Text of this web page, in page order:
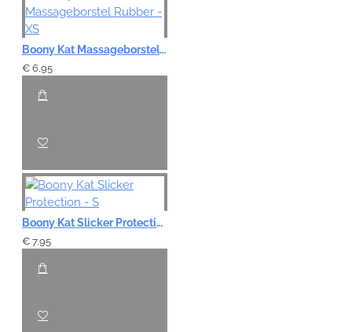
Boony Kat Massageborstel Rubber - XS
€ 6,95
Boony Kat Slicker Protection - S
€ 7,95